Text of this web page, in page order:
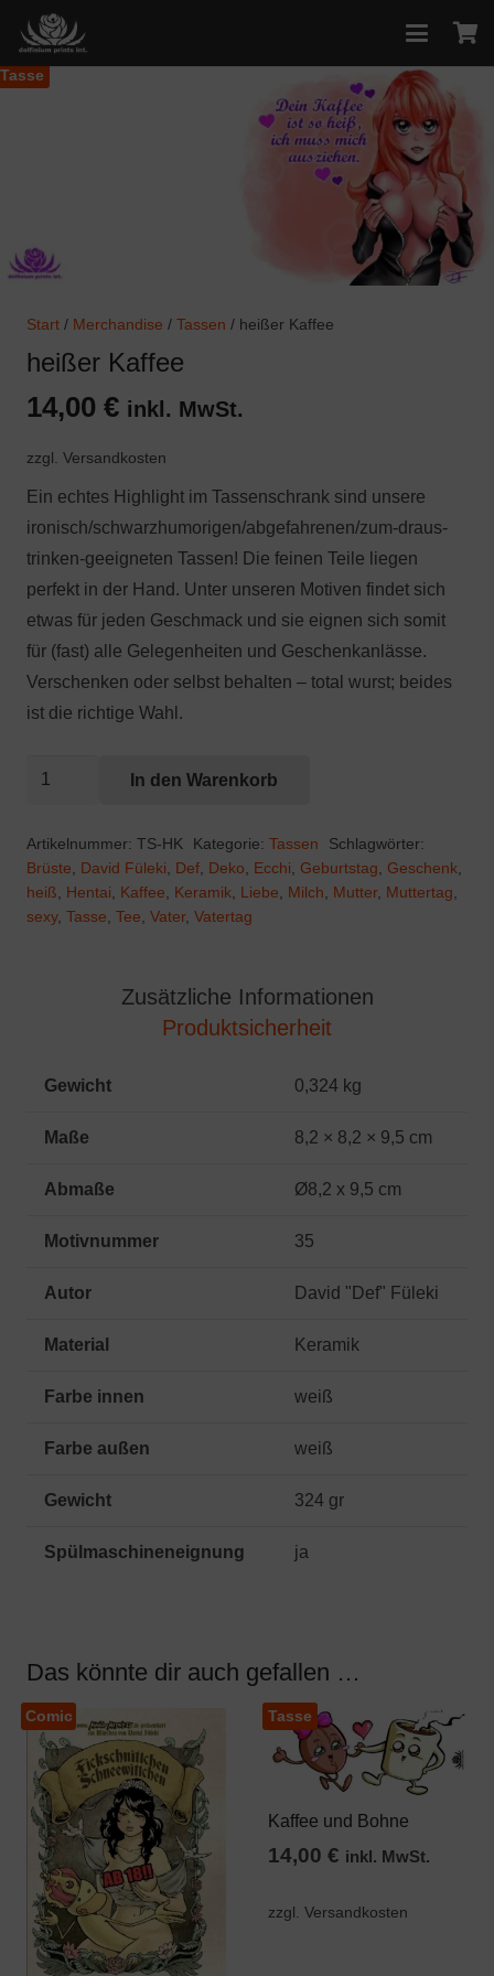
Tasse
Start / Merchandise / Tassen / heißer Kaffee
heißer Kaffee
14,00 € inkl. MwSt.
zzgl. Versandkosten
Ein echtes Highlight im Tassenschrank sind unsere
ironisch/schwarzhumorigen/abgefahrenen/zum-draus-
trinken-geeigneten Tassen! Die feinen Teile liegen
perfekt in der Hand. Unter unseren Motiven findet sich
etwas für jeden Geschmack und sie eignen sich somit
für (fast) alle Gelegenheiten und Geschenkanlässe.
Verschenken oder selbst behalten – total wurst; beides
ist die richtige Wahl.
heißer
In den Warenkorb
Artikelnummer: TS-HK Kategorie: Tassen
Schlagwörter:
Brüste
David Füleki Def Deko Ecchi Geburtstag Geschenk
heiß
Hentai Kaffee Keramik Liebe Milch Mutter, Muttertag
sexy, Tasse Tee Vater, Vatertag
Zusätzliche Informationen
Produktsicherheit
Gewicht 0,324 kg
Maße 8,2 × 8,2 × 9,5 cm
Abmaße Ø8,2 x 9,5 cm
Motivnummer 35
Autor David "Def" Füleki
Material Keramik
Farbe innen weiß
Farbe außen weiß
Gewicht 324 gr
Spülmaschineneignung ja
Das könnte dir auch gefallen …
Comic Tasse
Kaffee und Bohne
14,00€ inkl. MwSt.
zzgl. Versandkosten